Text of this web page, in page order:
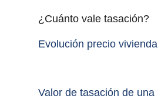
Valor de tasación de una
¿Cuánto vale tasación?
Evolución precio vivienda